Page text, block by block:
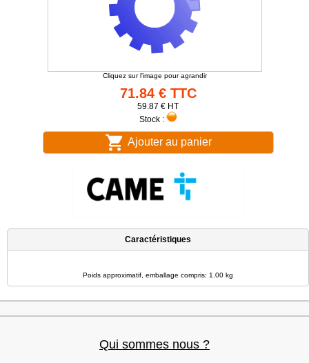
Cliquez sur l'image pour agrandir
71.84 € TTC
59.87 € HT
Stock :
Ajouter au panier
Caractéristiques
Poids approximatif, emballage compris: 1.00 kg
Qui sommes nous ?